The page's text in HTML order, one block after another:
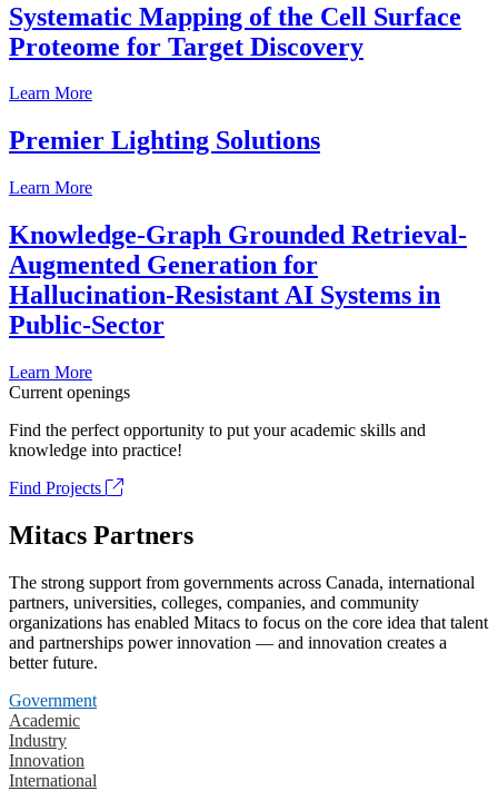
Systematic Mapping of the Cell Surface
Proteome for Target Discovery
Learn More
Premier Lighting Solutions
Learn More
Knowledge-Graph Grounded Retrieval-
Augmented Generation for
Hallucination-Resistant AI Systems in
Public-Sector
Learn More
Current openings
Find the perfect opportunity to put your academic skills and
knowledge into practice!
Find Projects
Mitacs Partners
The strong support from governments across Canada, international
partners, universities, colleges, companies, and community
organizations has enabled Mitacs to focus on the core idea that talent
and partnerships power innovation — and innovation creates a
better future.
Government
Academic
Industry
Innovation
International